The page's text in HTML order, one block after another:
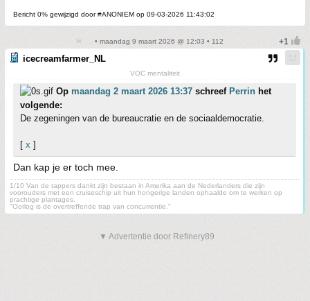
Bericht 0% gewijzigd door #ANONIEM op 09-03-2026 11:43:02
• maandag 9 maart 2026 @ 12:03 • 112
icecreamfarmer_NL
VOC mentaliteit
Op maandag 2 maart 2026 13:37 schreef Perrin het
volgende:
De zegeningen van de bureaucratie en de sociaaldemocratie.
[ x ]
Dan kap je er toch mee.
1/10 Van de rappers dankt zijn bestaan in Amerika aan de Nederlanders die zijn
voorouders met een cruiseschip uit hun hongerige landen ophaalde om te werken op
prachtige plantages.
"Oorlog is de overtreffende trap van concurrentie."
▼ Advertentie door Refinery89